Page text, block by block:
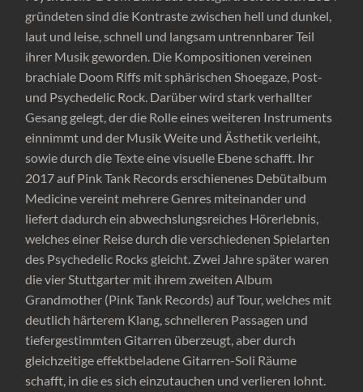
gründeten sind die Kontraste zwischen hell und dunkel,
laut und leise, schnell und langsam untrennbarer Teil
ihrer Musik geworden. Die Kompositionen vereinen
brachiale Doom Riffs mit sphärischen Shoegaze, Post-
und Psychedelic Rock. Darüber wird stark verhallter
Gesang gelegt, der die Rolle eines weiteren Instruments
einnimmt und der Musik Weite und Ästhetik verleiht,
sowie durch die Texte eine visuelle Ebene schafft. Ihr
2017 auf Pink Tank Records erschienenes Debütalbum
Medicine vereint mehrere Genres miteinander und
liefert dadurch ein abwechslungsreiches Hörerlebnis,
welches einer Reise durch die verschiedenen Spielarten
des Psychedelic Rocks gleicht. Zwei Jahre später waren
die vier Stuttgarter mit ihrem zweiten Album
Grandmother (Pink Tank Records) auf Tour, welches mit
deutlich härterem Klang, schnelleren Passagen und
tiefergestimmten Gitarren überzeugt, aber durch
gleichzeitige effektbeladene Gitarren-Soli Räume
schafft, in die es sich einzutauchen und verlieren lohnt.